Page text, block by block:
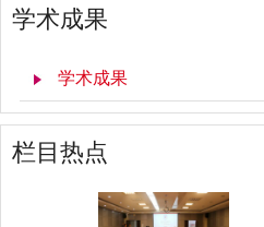
学术成果
学术成果
栏目热点